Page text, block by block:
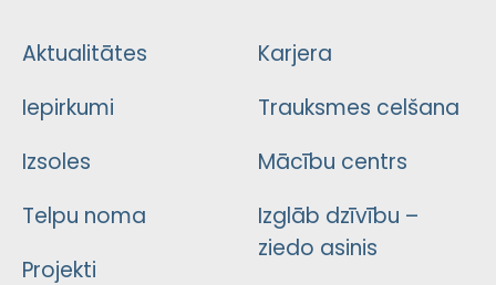
Aktualitātes
Iepirkumi
Izsoles
Telpu noma
Projekti
Karjera
Trauksmes celšana
Mācību centrs
Izglāb dzīvību –
ziedo asinis